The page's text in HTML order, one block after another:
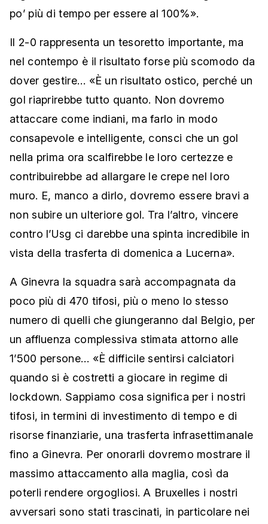
po’ più di tempo per essere al 100%».
Il 2-0 rappresenta un tesoretto importante, ma
nel contempo è il risultato forse più scomodo da
dover gestire… «È un risultato ostico, perché un
gol riaprirebbe tutto quanto. Non dovremo
attaccare come indiani, ma farlo in modo
consapevole e intelligente, consci che un gol
nella prima ora scalfirebbe le loro certezze e
contribuirebbe ad allargare le crepe nel loro
muro. E, manco a dirlo, dovremo essere bravi a
non subire un ulteriore gol. Tra l’altro, vincere
contro l’Usg ci darebbe una spinta incredibile in
vista della trasferta di domenica a Lucerna».
A Ginevra la squadra sarà accompagnata da
poco più di 470 tifosi, più o meno lo stesso
numero di quelli che giungeranno dal Belgio, per
un affluenza complessiva stimata attorno alle
1’500 persone… «È difficile sentirsi calciatori
quando si è costretti a giocare in regime di
lockdown. Sappiamo cosa significa per i nostri
tifosi, in termini di investimento di tempo e di
risorse finanziarie, una trasferta infrasettimanale
fino a Ginevra. Per onorarli dovremo mostrare il
massimo attaccamento alla maglia, così da
poterli rendere orgogliosi. A Bruxelles i nostri
avversari sono stati trascinati, in particolare nei